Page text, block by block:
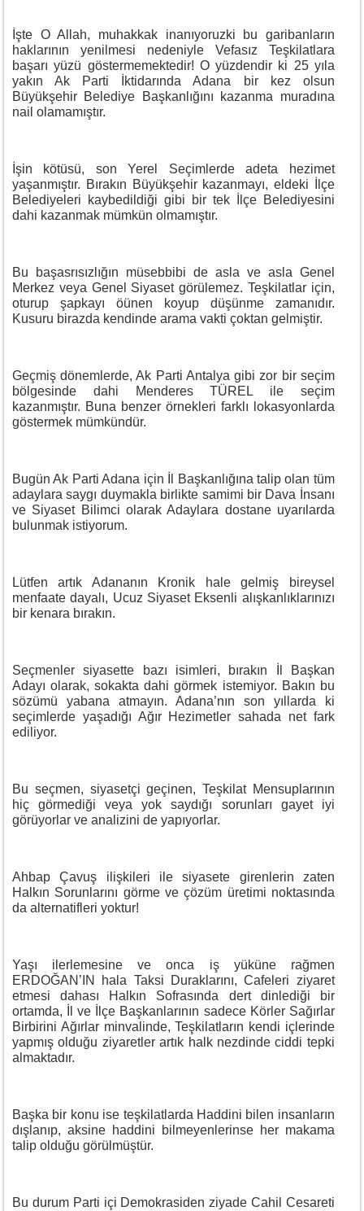
İşte O Allah, muhakkak inanıyoruzki bu garibanların
haklarının yenilmesi nedeniyle Vefasız Teşkilatlara
başarı yüzü göstermemektedir! O yüzdendir ki 25 yıla
yakın Ak Parti İktidarında Adana bir kez olsun
Büyükşehir Belediye Başkanlığını kazanma muradına
nail olamamıştır.
İşin kötüsü, son Yerel Seçimlerde adeta hezimet
yaşanmıştır. Bırakın Büyükşehir kazanmayı, eldeki İlçe
Belediyeleri kaybedildiği gibi bir tek İlçe Belediyesini
dahi kazanmak mümkün olmamıştır.
Bu başasrısızlığın müsebbibi de asla ve asla Genel
Merkez veya Genel Siyaset görülemez. Teşkilatlar için,
oturup şapkayı öünen koyup düşünme zamanıdır.
Kusuru birazda kendinde arama vakti çoktan gelmiştir.
Geçmiş dönemlerde, Ak Parti Antalya gibi zor bir seçim
bölgesinde dahi Menderes TÜREL ile seçim
kazanmıştır. Buna benzer örnekleri farklı lokasyonlarda
göstermek mümkündür.
Bugün Ak Parti Adana için İl Başkanlığına talip olan tüm
adaylara saygı duymakla birlikte samimi bir Dava İnsanı
ve Siyaset Bilimci olarak Adaylara dostane uyarılarda
bulunmak istiyorum.
Lütfen artık Adananın Kronik hale gelmiş bireysel
menfaate dayalı, Ucuz Siyaset Eksenli alışkanlıklarınızı
bir kenara bırakın.
Seçmenler siyasette bazı isimleri, bırakın İl Başkan
Adayı olarak, sokakta dahi görmek istemiyor. Bakın bu
sözümü yabana atmayın. Adana’nın son yıllarda ki
seçimlerde yaşadığı Ağır Hezimetler sahada net fark
ediliyor.
Bu seçmen, siyasetçi geçinen, Teşkilat Mensuplarının
hiç görmediği veya yok saydığı sorunları gayet iyi
görüyorlar ve analizini de yapıyorlar.
Ahbap Çavuş ilişkileri ile siyasete girenlerin zaten
Halkın Sorunlarını görme ve çözüm üretimi noktasında
da alternatifleri yoktur!
Yaşı ilerlemesine ve onca iş yüküne rağmen
ERDOĞAN’IN hala Taksi Duraklarını, Cafeleri ziyaret
etmesi dahası Halkın Sofrasında dert dinlediği bir
ortamda, İl ve İlçe Başkanlarının sadece Körler Sağırlar
Birbirini Ağırlar minvalinde, Teşkilatların kendi içlerinde
yapmış olduğu ziyaretler artık halk nezdinde ciddi tepki
almaktadır.
Başka bir konu ise teşkilatlarda Haddini bilen insanların
dışlanıp, aksine haddini bilmeyenlerinse her makama
talip olduğu görülmüştür.
Bu durum Parti içi Demokrasiden ziyade Cahil Cesareti